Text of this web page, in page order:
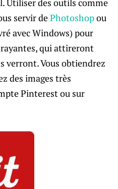
servir dePhotoshopou
avec Windows) pour
qui attireront
verront. Vous obtiendrez
des images très
Pinterest ou sur